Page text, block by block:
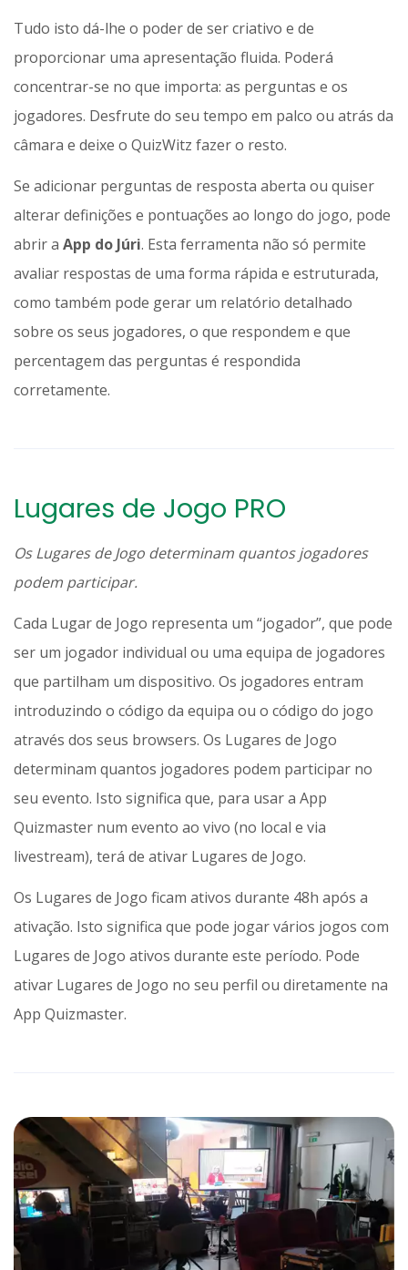
Tudo isto dá-lhe o poder de ser criativo e de
proporcionar uma apresentação fluida. Poderá
concentrar-se no que importa: as perguntas e os
jogadores. Desfrute do seu tempo em palco ou atrás da
câmara e deixe o QuizWitz fazer o resto.
Se adicionar perguntas de resposta aberta ou quiser
alterar definições e pontuações ao longo do jogo, pode
abrir a App do Júri. Esta ferramenta não só permite
avaliar respostas de uma forma rápida e estruturada,
como também pode gerar um relatório detalhado
sobre os seus jogadores, o que respondem e que
percentagem das perguntas é respondida
corretamente.
Lugares de Jogo PRO
Os Lugares de Jogo determinam quantos jogadores
podem participar.
Cada Lugar de Jogo representa um “jogador”, que pode
ser um jogador individual ou uma equipa de jogadores
que partilham um dispositivo. Os jogadores entram
introduzindo o código da equipa ou o código do jogo
através dos seus browsers. Os Lugares de Jogo
determinam quantos jogadores podem participar no
seu evento. Isto significa que, para usar a App
Quizmaster num evento ao vivo (no local e via
livestream), terá de ativar Lugares de Jogo.
Os Lugares de Jogo ficam ativos durante 48h após a
ativação. Isto significa que pode jogar vários jogos com
Lugares de Jogo ativos durante este período. Pode
ativar Lugares de Jogo no seu perfil ou diretamente na
App Quizmaster.